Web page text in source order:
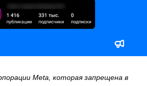
Meta, которая запрещена в